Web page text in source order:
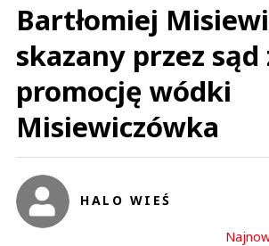
Bartłomiej
skazany przez sąd
promocję wódki
Misiewiczówka
HALO WIEŚ